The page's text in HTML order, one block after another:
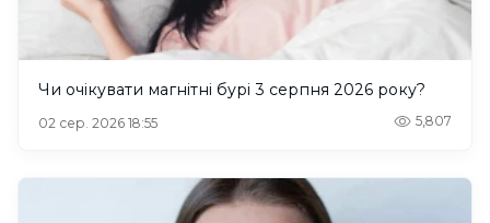
Чи очікувати магнітні бурі 3 серпня 2026 року?
02 сер. 2026 18:55 5,807